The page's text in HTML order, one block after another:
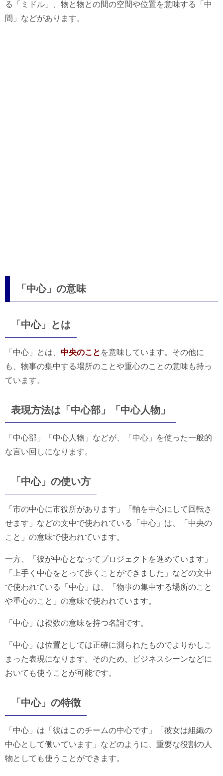
る「ミドル」、物と物との間の空間や位置を意味する「中
間」などがあります。
「中心」の意味
「中心」とは
「中心」とは、 中央のこと を意味しています。その他に
も、物事の集中する場所のことや重心のことの意味も持っ
ています。
表現方法は「中心部」「中心人物」
「中心部」「中心人物」などが、「中心」を使った一般的
な言い回しになります。
「中心」の使い方
「市の中心に市役所があります」「軸を中心にして回転さ
せます」などの文中で使われている「中心」は、「中央の
こと」の意味で使われています。
一方、「彼が中心となってプロジェクトを進めています」
「上手く中心をとって歩くことができました」などの文中
で使われている「中心」は、「物事の集中する場所のこと
や重心のこと」の意味で使われています。
「中心」は複数の意味を持つ名詞です。
「中心」は位置としては正確に測られたものでよりかしこ
まった表現になります。そのため、ビジネスシーンなどに
おいても使うことが可能です。
「中心」の特徴
「中心」は「彼はこのチームの中心です」「彼女は組織の
中心として働いています」などのように、重要な役割の人
物としても使うことができます。